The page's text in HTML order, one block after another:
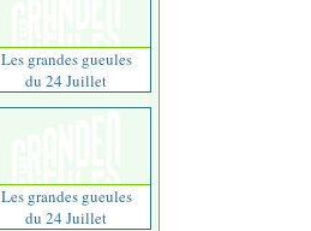
Les grandes gueules
du 24 Juillet
Les grandes gueules
du 24 Juillet